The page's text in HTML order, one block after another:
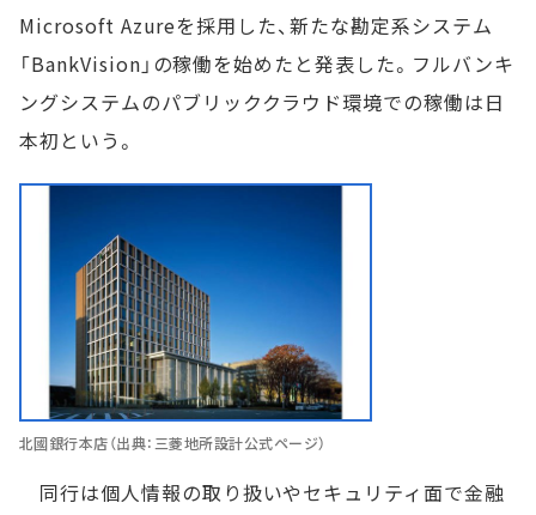
Microsoft Azureを採用した、新たな勘定系システム
「BankVision」の稼働を始めたと発表した。フルバンキ
ングシステムのパブリッククラウド環境での稼働は日
本初という。
北國銀行本店（出典：三菱地所設計公式ページ）
同行は個人情報の取り扱いやセキュリティ面で金融